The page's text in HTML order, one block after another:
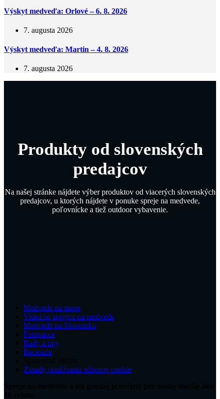
Výskyt medveďa: Orlové – 6. 8. 2026
7. augusta 2026
Výskyt medveďa: Martin – 4. 8. 2026
7. augusta 2026
Produkty od slovenských
predajcov
Na našej stránke nájdete výber produktov od viacerých slovenských
predajcov, u ktorých nájdete v ponuke spreje na medvede,
poľovnícke a tiež outdoor vybavenie.
Medvede na mape
Videá so sprejmi na medvede
Medvede na Slovensku
Fotopasce
Rady a tipy
Recenzie
Zásady používania súborov cookie